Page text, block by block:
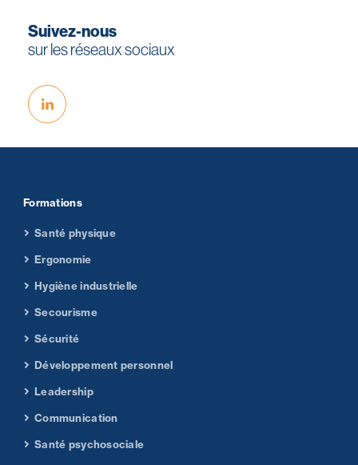
Suivez-nous
sur les réseaux sociaux
Formations
Santé physique
Ergonomie
Hygiène industrielle
Secourisme
Sécurité
Développement personnel
Leadership
Communication
Santé psychosociale